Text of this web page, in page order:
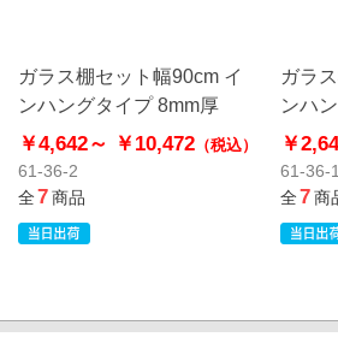
ガラス棚セット幅90cm イ
ンハングタイプ 8mm厚
￥4,642～ ￥10,472 （税込）
61-36-2
全7商品
ガラ
ンハ
￥
61-36-1
全7商